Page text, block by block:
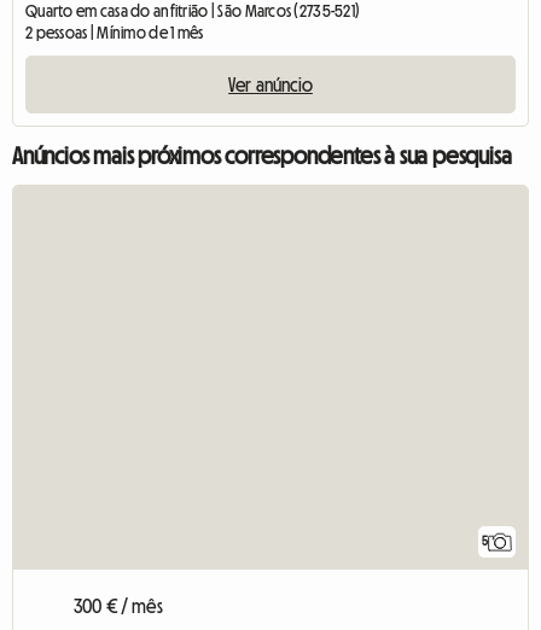
Quarto em casa do anfitrião | São Marcos (2735-521)
2 pessoas | Mínimo de 1 mês
Ver anúncio
Anúncios mais próximos correspondentes à sua pesquisa
5
300 € / mês